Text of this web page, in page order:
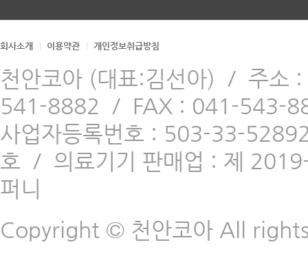
회사소개 이용약관 개인정보취급방침
천안코아 (대표:김선아) / 주소
541-8882 / FAX : 041-543-
사업자등록번호 : 503-33-
호 / 의료기기 판매업 : 제
퍼니
Copyright © 천안코아 All